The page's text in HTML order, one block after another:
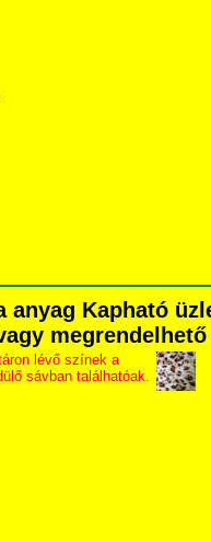
Kapható
lévő színek a
sávban találhatóak.